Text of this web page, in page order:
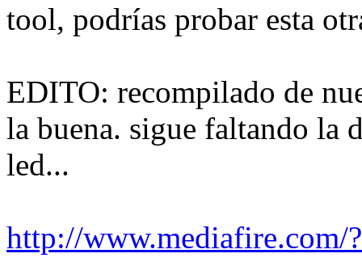
tool, podrías probar esta
EDITO: recompilado de
la buena. sigue faltando la
led...
http://www.mediafire.com/